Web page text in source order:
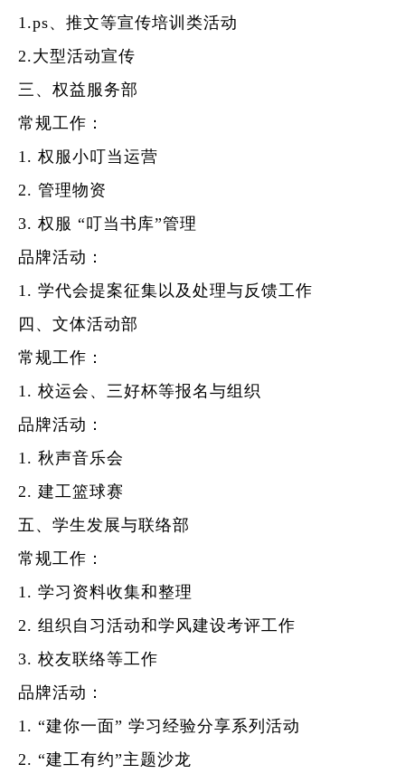
1.ps、推文等宣传培训 类活动
2.大型活动宣传
三、权益服务部
常规工作 ：
1. 权服小叮当运营
2. 管理物资
3. 权服 “叮当书库”管理
品牌活动 ：
1. 学代会提案征集以及 处理与反馈工作
四、文体活动部
常规工作 ：
1. 校运会、三好杯等报名 与组织
品牌活动 ：
1. 秋声音乐会
2. 建工篮球赛
五、学生发展与联络部
常规工作 ：
1. 学习资料收集和整理
2. 组织自习活动和学风建设考评工作
3. 校友联络等工作
品牌活动 ：
1. “建你一面” 学习经验分享系列 活动
2. “建工有约”主题沙龙